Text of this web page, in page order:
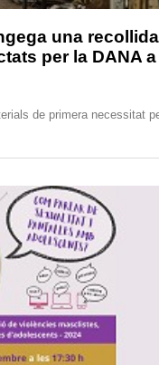
una recollida
per la DANA
de primera necessitat